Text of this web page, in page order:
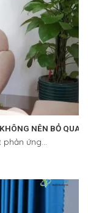
NÊN BỎ QUA
ứng...